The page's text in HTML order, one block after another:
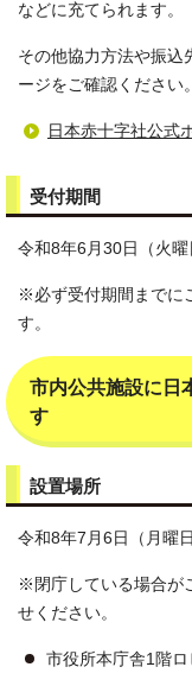
などに充てられます。
その他協力方法や振込
ージをご確認ください。
日本赤十字社公式
受付期間
令和8年6月30日（火
※必ず受付期間までに
す。
市内公共施設に日
す
設置場所
令和8年7月6日（月曜
※閉庁している場合が
せください。
市役所本庁舎1階ロ